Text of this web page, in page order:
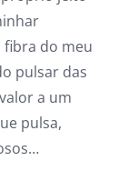
fibra do meu
pulsar das
a um
pulsa,